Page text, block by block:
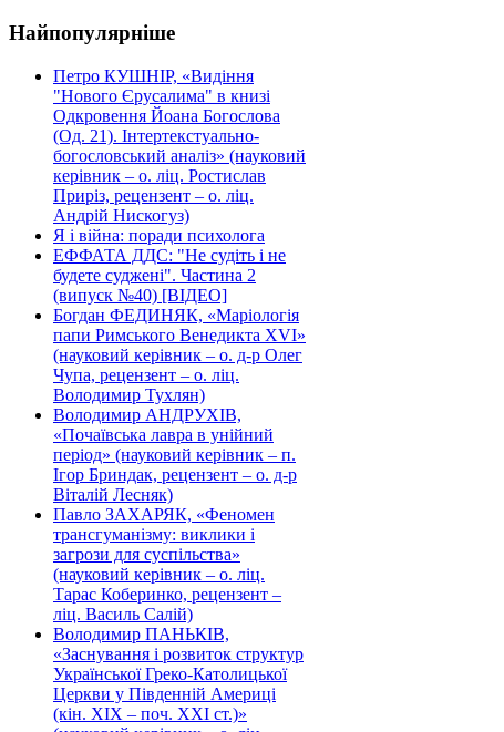
Найпопулярніше
Петро КУШНІР, «Видіння
"Нового Єрусалима" в книзі
Одкровення Йоана Богослова
(Од. 21). Інтертекстуально-
богословський аналіз» (науковий
керівник – о. ліц. Ростислав
Приріз, рецензент – о. ліц.
Андрій Нискогуз)
Я і війна: поради психолога
ЕФФАТА ДДС: "Не судіть і не
будете суджені". Частина 2
(випуск №40) [ВІДЕО]
Богдан ФЕДИНЯК, «Маріологія
папи Римського Венедикта XVI»
(науковий керівник – о. д-р Олег
Чупа, рецензент – о. ліц.
Володимир Тухлян)
Володимир АНДРУХІВ,
«Почаївська лавра в унійний
період» (науковий керівник – п.
Ігор Бриндак, рецензент – о. д-р
Віталій Лесняк)
Павло ЗАХАРЯК, «Феномен
трансгуманізму: виклики і
загрози для суспільства»
(науковий керівник – о. ліц.
Тарас Коберинко, рецензент –
ліц. Василь Салій)
Володимир ПАНЬКІВ,
«Заснування і розвиток структур
Української Греко-Католицької
Церкви у Південній Америці
(кін. ХІХ – поч. ХХІ ст.)»